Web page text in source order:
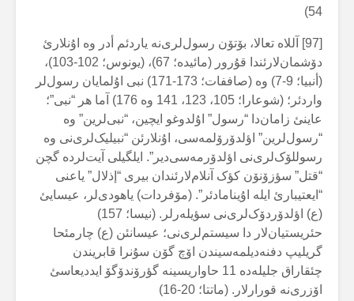
54)
[97] آللاە تعالا، بۆتۆن رسول‌لری‌نە یاردئم أدر وە اۇنلارئ
دۆشمان‌لارئندا قۇرور (مائیدە؛ 67)، (یونوس؛ 102-103)،
(أنبیا؛ 9-7) وە (صاففات؛ 173-171) نبی اۇلمایان رسول‌لر
واردئر؛ (شوعارا؛ 105، 123، 141 وە 176) آما هر “نبی”؛
عاینئ زامان‌دا “رسول” اۇلدوغو ایچین، “نبی‌لرین” وە
“رسول‌لرین” اؤلدۆرۆلمەسی، اۇنلارئن “نبیلیک‌لری‌نی وە
رسوللۆک‌لری‌نی اؤلدۆرمەسی‌دیر”. ایلگیلی آیت‌لردە گچن
“قتل” سؤزۆنۆن کؤک آنلام‌لارئندان بیری “إذلال” یاعنی
“ایعتیبارئ ایلە اۇینامادئر”. (مۆفردات) یاهودی‌لر، عیسایئ
(ع) اؤلدۆردۆک‌لری‌نی سؤیلەرلر. (نیسا؛ 157)
حئریستیان‌لار دا سیستم‌لری‌نی؛ عیسانئن (ع) چارمئحا
گریلیپ دفنەدیلمەسیندن اۆچ گۆن سۇنرا قابریندن
چئقاراق جلیلەدە 11 حاواریسینە گؤرۆندۆگۆ ایددیعاسئ
اۆزری‌نە قورارلار. (ماتتا؛ 20-16)